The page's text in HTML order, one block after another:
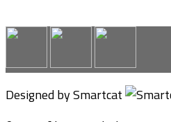
Designed by Smartcat